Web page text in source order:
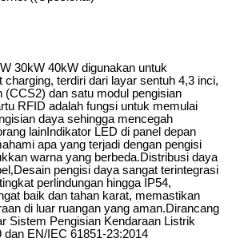
30kW 40kW digunakan untuk
charging, terdiri dari layar sentuh 4,3 inci,
(CCS2) dan satu modul pengisian
RFID adalah fungsi untuk memulai
daya sehingga mencegah
lainIndikator LED di panel depan
apa yang terjadi dengan pengisi
warna yang berbeda.Distribusi daya
,Desain pengisi daya sangat terintegrasi
perlindungan hingga IP54,
baik dan tahan karat, memastikan
di luar ruangan yang aman.Dirancang
Sistem Pengisian Kendaraan Listrik
dan EN/IEC 61851-23:2014